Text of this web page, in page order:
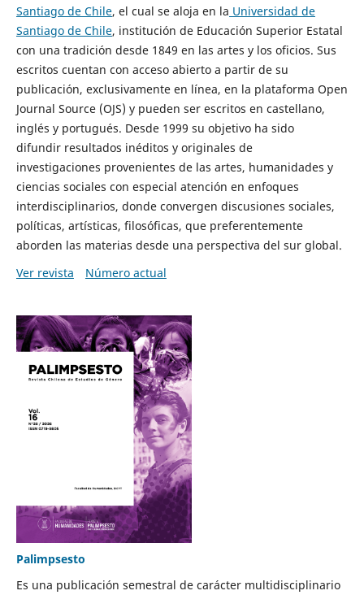
Santiago de Chile, el cual se aloja en la Universidad de
Santiago de Chile, institución de Educación Superior Estatal
con una tradición desde 1849 en las artes y los oficios. Sus
escritos cuentan con acceso abierto a partir de su
publicación, exclusivamente en línea, en la plataforma Open
Journal Source (OJS) y pueden ser escritos en castellano,
inglés y portugués. Desde 1999 su objetivo ha sido
difundir resultados inéditos y originales de
investigaciones provenientes de las artes, humanidades y
ciencias sociales con especial atención en enfoques
interdisciplinarios, donde convergen discusiones sociales,
políticas, artísticas, filosóficas, que preferentemente
aborden las materias desde una perspectiva del sur global.
Ver revista
Número actual
Palimpsesto
Es una publicación semestral de carácter multidisciplinario